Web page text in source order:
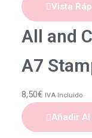
Vista
All and
A7
8,50€ IVA Incluido
Añadir